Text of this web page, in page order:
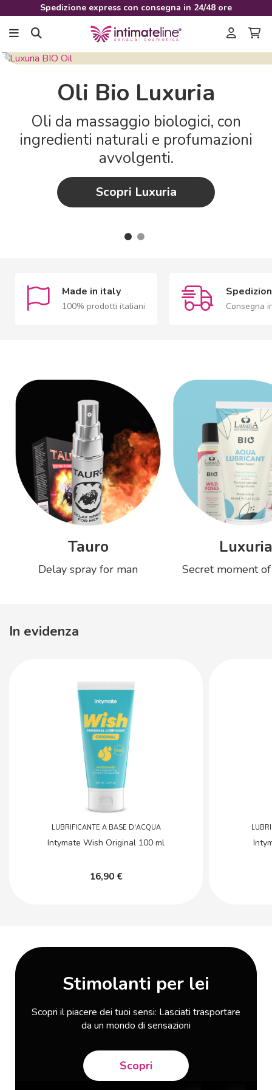
Spedizione express con consegna in 24/48 ore
Oli Bio Luxuria
Oli da massaggio biologici, con
ingredienti naturali e profumazioni
avvolgenti.
Scopri Luxuria
Made in italy
100% prodotti italiani Consegna
Tauro
Delay spray for man
Luxuria
Secret moment
In evidenza
LUBRIFICANTE A BASE D'ACQUA
Intymate Wish Original 100 ml
16,90 €
Stimolanti per lei
Scopri il piacere dei tuoi sensi: Lasciati trasportare
da un mondo di sensazioni
Scopri